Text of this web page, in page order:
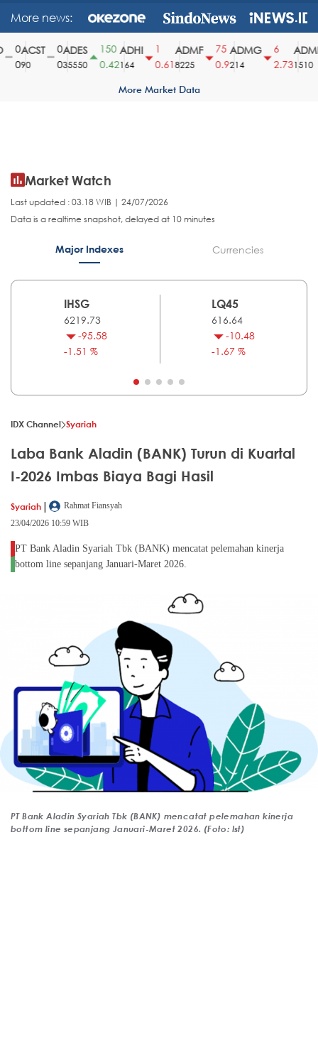
More news:
ACST
90
ADES
35550
150
0.42
ADHI
164
0.61
ADMF
8225
75
0.9
ADMG
214
2.73
ADMR
1510
More Market Data
Market Watch
Last updated : 03.18 WIB | 24/07/2026
Data is a realtime snapshot, delayed at 10 minutes
Major Indexes Currencies
IHSG
6219.73
-95.58
-1.51 %
LQ45
616.64
-10.48
-1.67 %
IDX Channel Syariah
Laba Bank Aladin (BANK) Turun di Kuartal
I-2026 Imbas Biaya Bagi Hasil
Syariah |
Rahmat Fiansyah
23/04/2026 10:59 WIB
PT Bank Aladin Syariah Tbk (BANK) mencatat pelemahan kinerja
bottom line sepanjang Januari-Maret 2026.
PT Bank Aladin Syariah Tbk (BANK) mencatat pelemahan kinerja
bottom line sepanjang Januari-Maret 2026. (Foto: Ist)